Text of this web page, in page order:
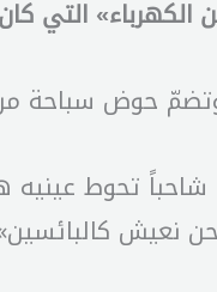
التي
حوض سباحة من
نعيش